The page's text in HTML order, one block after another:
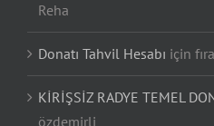
Reha
Donatı Tahvil Hesabı için
KİRİŞSİZ RADYE TEMEL
özdemirli